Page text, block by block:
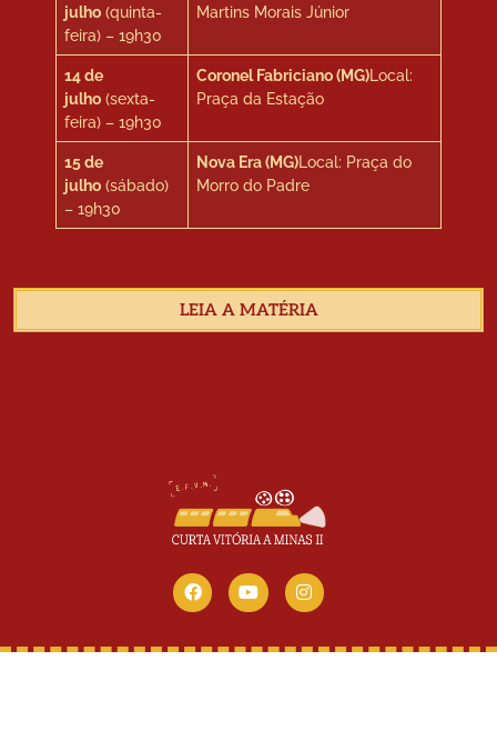
julho (quinta-
feira) – 19h30
Martins Morais Júnior
14 de
julho (sexta-
feira) – 19h30
Coronel Fabriciano (MG)Local:
Praça da Estação
15 de
julho (sábado)
– 19h30
Nova Era (MG)Local: Praça do
Morro do Padre
LEIA A MATÉRIA